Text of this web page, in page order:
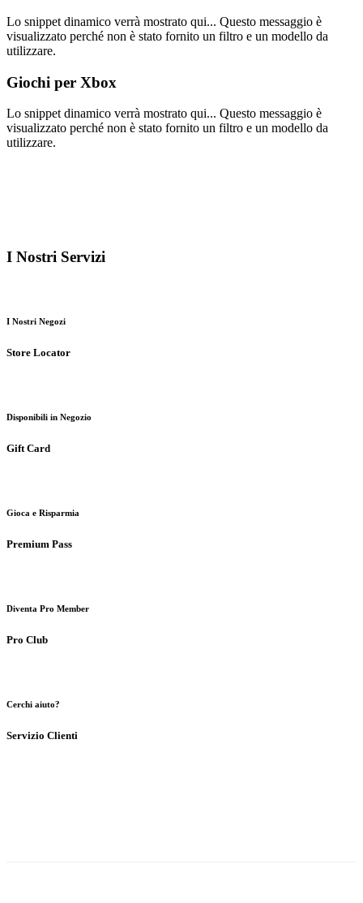
Lo snippet dinamico verrà mostrato qui... Questo messaggio è
visualizzato perché non è stato fornito un filtro e un modello da
utilizzare.
Giochi per Xbox
Lo snippet dinamico verrà mostrato qui... Questo messaggio è
visualizzato perché non è stato fornito un filtro e un modello da
utilizzare.
I Nostri Servizi
I Nostri Negozi
Store Locator
Disponibili in Negozio
Gift Card
Gioca e Risparmia
Premium Pass
Diventa Pro Member
Pro Club
Cerchi aiuto?
Servizio Clienti